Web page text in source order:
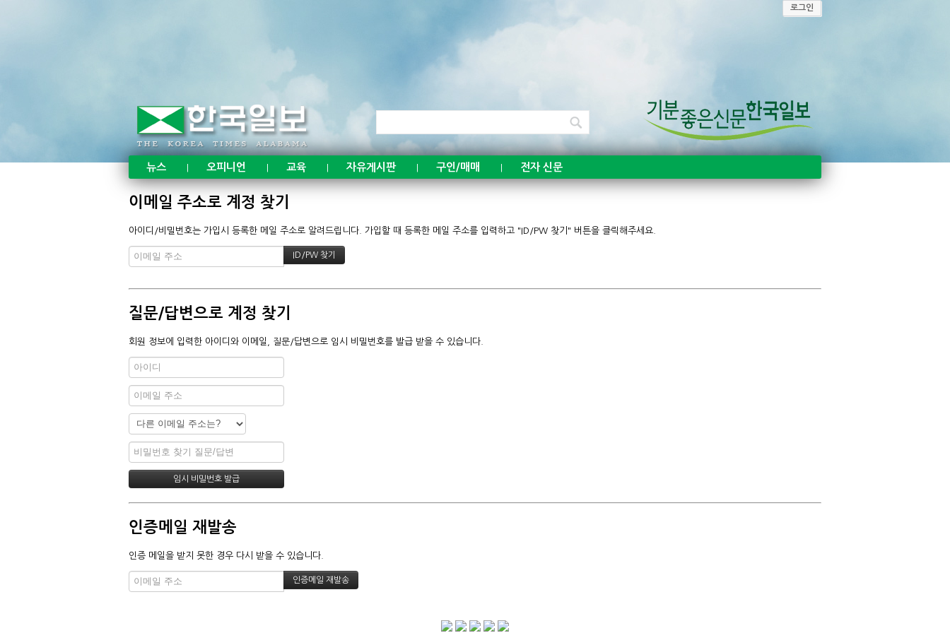
로그인
뉴스 오피니언 교육 자유게시판 구인/매매 전자 신문
이메일 주소로 계정 찾기
아이디/비밀번호는 가입시 등록한 메일 주소로 알려드립니다. 가입할 때 등록한 메일 주소를 입력하고 "ID/PW 찾기" 버튼을 클릭해주세요.
질문/답변으로 계정 찾기
회원 정보에 입력한 아이디와 이메일, 질문/답변으로 임시 비밀번호를 발급 받을 수 있습니다.
인증메일 재발송
인증 메일을 받지 못한 경우 다시 받을 수 있습니다.